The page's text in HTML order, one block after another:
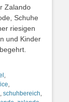
Zalando
Schuhe
riesigen
und Kinder
,
,
, schuhbereich,